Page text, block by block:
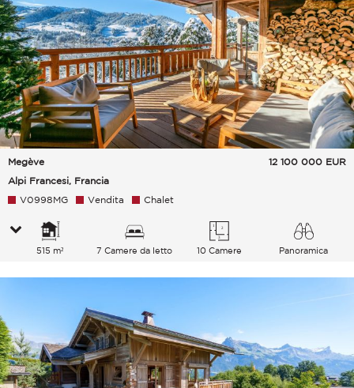
Megève
Alpi Francesi, Francia
12 100 000 EUR
V0998MG Vendita Chalet
515 m² 7 Camere da letto 10 Camere
Panoramica